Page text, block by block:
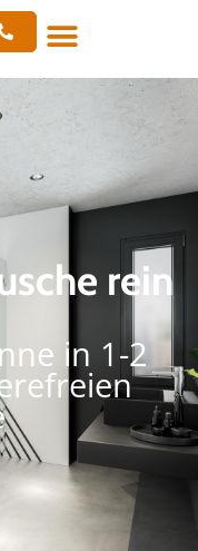
rein
in 1-2